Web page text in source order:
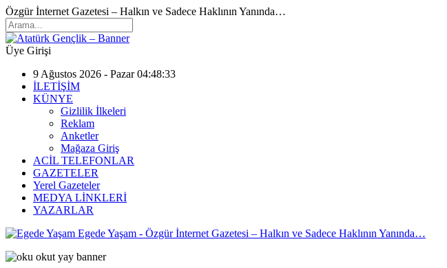
Özgür İnternet Gazetesi – Halkın ve Sadece Haklının Yanında…
Üye Girişi
9 Ağustos 2026 - Pazar 04:48:33
İLETİŞİM
KÜNYE
Gizlilik İlkeleri
Reklam
Anketler
Mağaza Giriş
ACİL TELEFONLAR
GAZETELER
Yerel Gazeteler
MEDYA LİNKLERİ
YAZARLAR
Egede Yaşam - Özgür İnternet Gazetesi – Halkın ve Sadece Haklının Yanında…